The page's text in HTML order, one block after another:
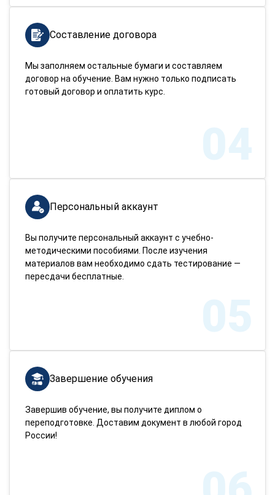
Составление договора
Мы заполняем остальные бумаги и составляем
договор на обучение. Вам нужно только подписать
готовый договор и оплатить курс.
04
Персональный аккаунт
Вы получите персональный аккаунт с учебно-
методическими пособиями. После изучения
материалов вам необходимо сдать тестирование —
пересдачи бесплатные.
05
Завершение обучения
Завершив обучение, вы получите диплом о
переподготовке. Доставим документ в любой город
России!